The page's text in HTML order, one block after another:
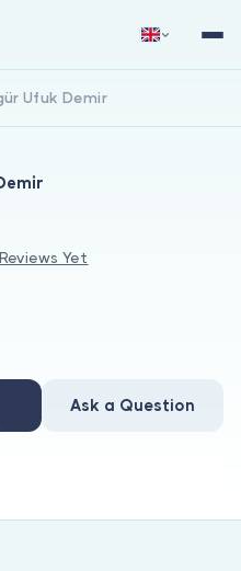
Sign In
Ufuk Demir
Yet
Ask a Question